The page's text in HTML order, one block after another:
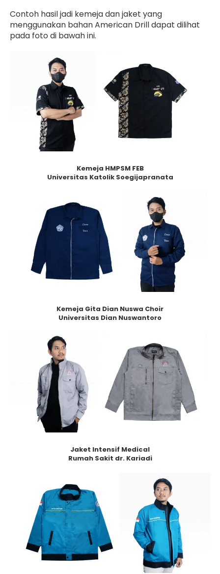
Contoh hasil jadi kemeja dan jaket yang
menggunakan bahan American Drill dapat dilihat
pada foto di bawah ini.
Kemeja HMPSM FEB
Universitas Katolik Soegijapranata
Kemeja Gita Dian Nuswa Choir
Universitas Dian Nuswantoro
Jaket Intensif Medical
Rumah Sakit dr. Kariadi